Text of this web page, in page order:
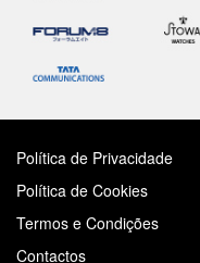
Política de Privacidade
Política de Cookies
Termos e Condições
Contactos